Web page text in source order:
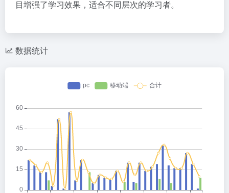
目增强了学习效果，适合不同层次的学习者。
数据统计